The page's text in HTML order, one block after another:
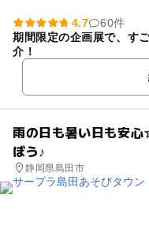
4.7
60件
期間限定の企画展で、す
介！
雨の日も暑い日も安
ぼう♪
静岡県島田市